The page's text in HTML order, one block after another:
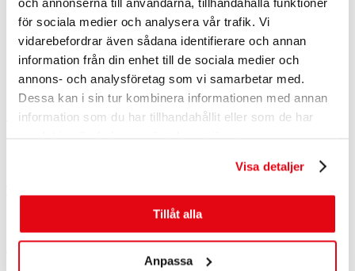
för sociala medier och analysera vår trafik. Vi
vidarebefordrar även sådana identifierare och annan
information från din enhet till de sociala medier och
annons- och analysföretag som vi samarbetar med.
Dessa kan i sin tur kombinera informationen med annan
information som du har tillhandahållit eller som de har
Visa detaljer
Tillåt alla
Anpassa
nyckelöppning, feltankning och hjälp på plats.
Assistancekåren Väghjälp från 529 kr/år utan självrisk
fordonet, även på din hemadress. Försäkra dig om snabb hjälp på
vägen i hela landet utan självrisk. Skriv in ditt reg nummer på
Laddassistans för elbil 269 kr/år utan självrisk